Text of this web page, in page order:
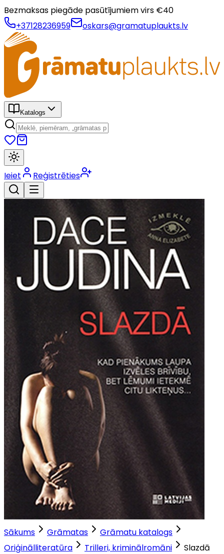
Bezmaksas piegāde pasūtījumiem virs €40
+37128236959
oskars@gramatuplaukts.lv
Katalogs
Ieiet Reģistrēties
Sākums Grāmatas
Grāmatu katalogs
Oriģinālliteratūra
Trilleri, kriminālromāni Slazdā